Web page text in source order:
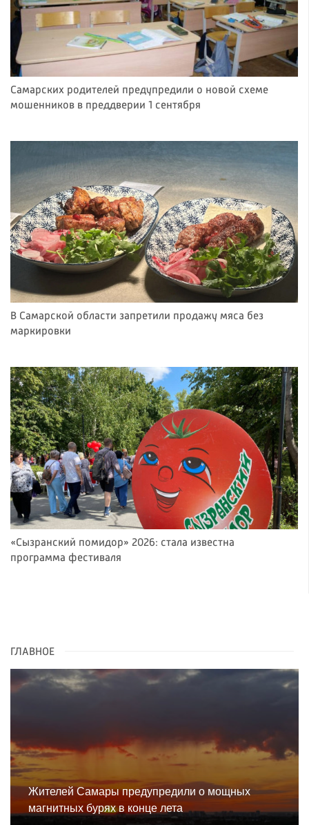
Самарских родителей предупредили о новой схеме
мошенников в преддверии 1 сентября
В Самарской области запретили продажу мяса без
маркировки
«Сызранский помидор» 2026: стала известна
программа фестиваля
ГЛАВНОЕ
Жителей Самары предупредили о мощных
магнитных бурях в конце лета